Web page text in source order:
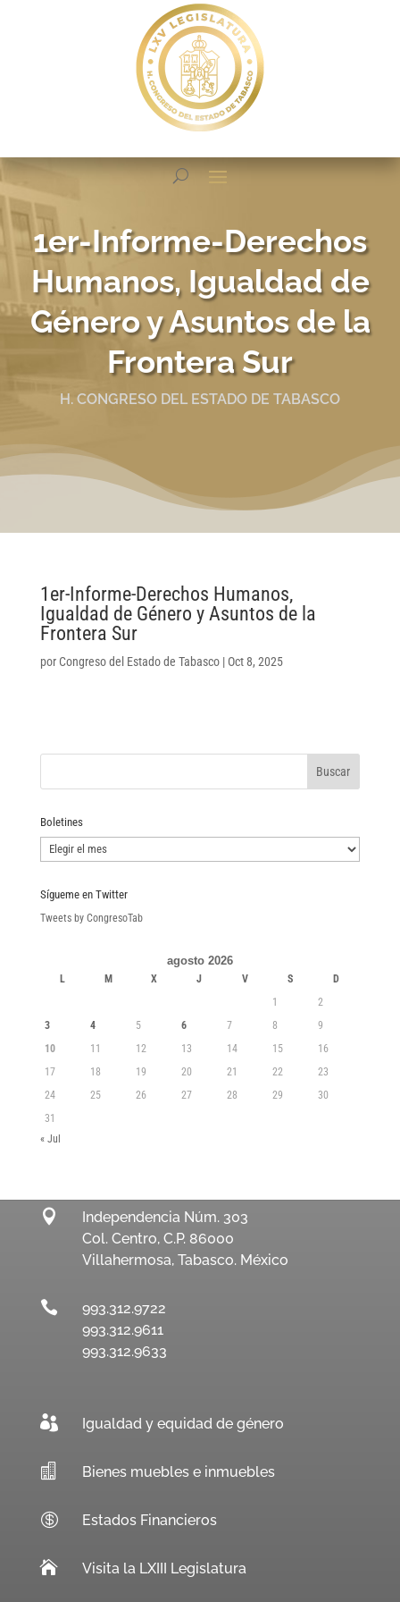
1er-Informe-Derechos
Humanos, Igualdad de
Género y Asuntos de la
Frontera Sur
H. CONGRESO DEL ESTADO DE TABASCO
1er-Informe-Derechos Humanos,
Igualdad de Género y Asuntos de la
Frontera Sur
por Congreso del Estado de Tabasco| Oct 8, 2025
Boletines
Boletines
Sígueme en Twitter
Tweets by CongresoTab
agosto 2026
L M X J V S
D
1
2
3
4 5 6 7 8
9
10
11 12 13 14 15
16
17
18 19 20 21 22
23
24
25 26 27 28 29
30
31
« Jul

Independencia Núm. 303
Col. Centro, C.P. 86000
Villahermosa, Tabasco. México

993.312.9722
993.312.9611
993.312.9633
 Igualdad y equidad de género
 Bienes muebles e inmuebles
 Estados Financieros
 Visita la LXIII Legislatura